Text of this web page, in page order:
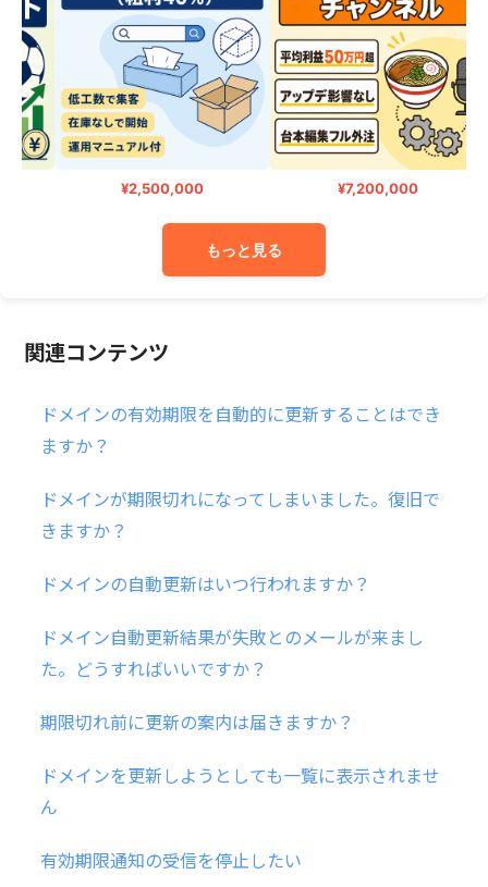
¥2,500,000 ¥7,200,000
もっと見る
関連コンテンツ
ドメインの有効期限を自動的に更新することはでき
ますか？
ドメインが期限切れになってしまいました。復旧で
きますか？
ドメインの自動更新はいつ行われますか？
ドメイン自動更新結果が失敗とのメールが来まし
た。どうすればいいですか？
期限切れ前に更新の案内は届きますか？
ドメインを更新しようとしても一覧に表示されませ
ん
有効期限通知の受信を停止したい